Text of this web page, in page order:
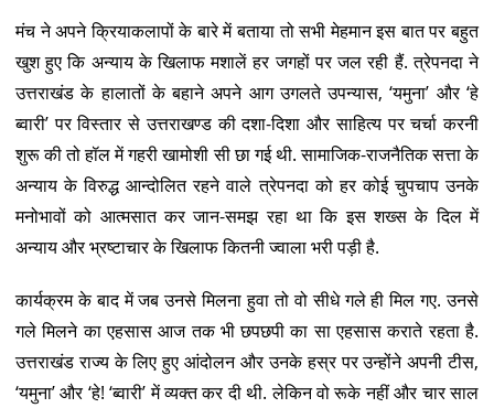
मंच ने अपने क्रियाकलापों के बारे में बताया तो सभी मेहमान इस बात पर बहुत
खुश हुए कि अन्याय के खिलाफ मशालें हर जगहों पर जल रही हैं. त्रेपनदा ने
उत्तराखंड के हालातों के बहाने अपने आग उगलते उपन्यास, ‘यमुना’ और ‘हे
ब्वारी’ पर विस्तार से उत्तराखण्ड की दशा-दिशा और साहित्य पर चर्चा करनी
शुरू की तो हॉल में गहरी खामोशी सी छा गई थी. सामाजिक-राजनैतिक सत्ता के
अन्याय के विरुद्ध आन्दोलित रहने वाले त्रेपनदा को हर कोई चुपचाप उनके
मनोभावों को आत्मसात कर जान-समझ रहा था कि इस शख्स के दिल में
अन्याय और भ्रष्टाचार के खिलाफ कितनी ज्वाला भरी पड़ी है.
कार्यक्रम के बाद में जब उनसे मिलना हुवा तो वो सीधे गले ही मिल गए. उनसे
गले मिलने का एहसास आज तक भी छपछपी का सा एहसास कराते रहता है.
उत्तराखंड राज्य के लिए हुए आंदोलन और उनके हस्र पर उन्होंने अपनी टीस,
‘यमुना’ और ‘हे! ‘ब्वारी’ में व्यक्त कर दी थी. लेकिन वो रूके नहीं और चार साल